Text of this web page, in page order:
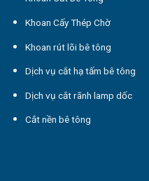
Khoan Cấy Thép Chờ
Khoan rút lõi bê tông
Dịch vụ cắt hạ tấm bê tông
Dịch vụ cắt rãnh lamp dốc
Cắt nền bê tông